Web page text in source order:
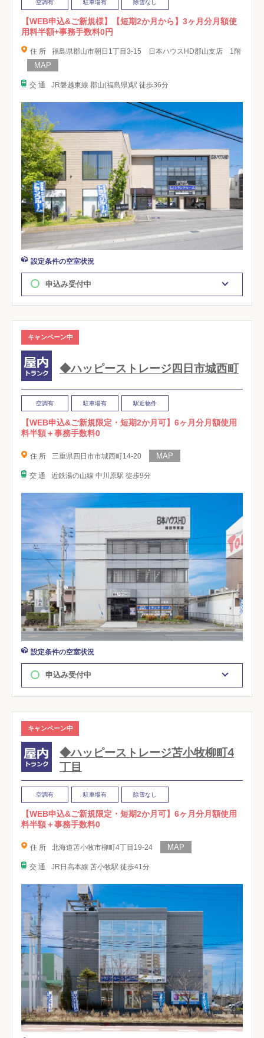
空調有 駐車場有 除雪なし
【WEB申込&ご新規様】【短期2か月から】3ヶ月分月額使
用料半額+事務手数料0円
住 所 福島県郡山市朝日1丁目3-15 日本ハウスHD郡山支店 1階
交 通 JR磐越東線 郡山(福島県)駅 徒歩36分
設定条件の空室状況
申込み受付中
キャンペーン中
◆ハッピーストレージ四日市城西町
空調有 駐車場有 駅近物件
【WEB申込&ご新規限定・短期2か月可】6ヶ月分月額使用
料半額＋事務手数料0
住 所 三重県四日市市城西町14-20
交 通 近鉄湯の山線 中川原駅 徒歩9分
設定条件の空室状況
申込み受付中
キャンペーン中
◆ハッピーストレージ苫小牧柳町4
丁目
空調有 駐車場有 除雪なし
【WEB申込&ご新規限定・短期2か月可】6ヶ月分月額使用
料半額＋事務手数料0
住 所 北海道苫小牧市柳町4丁目19-24
交 通 JR日高本線 苫小牧駅 徒歩41分